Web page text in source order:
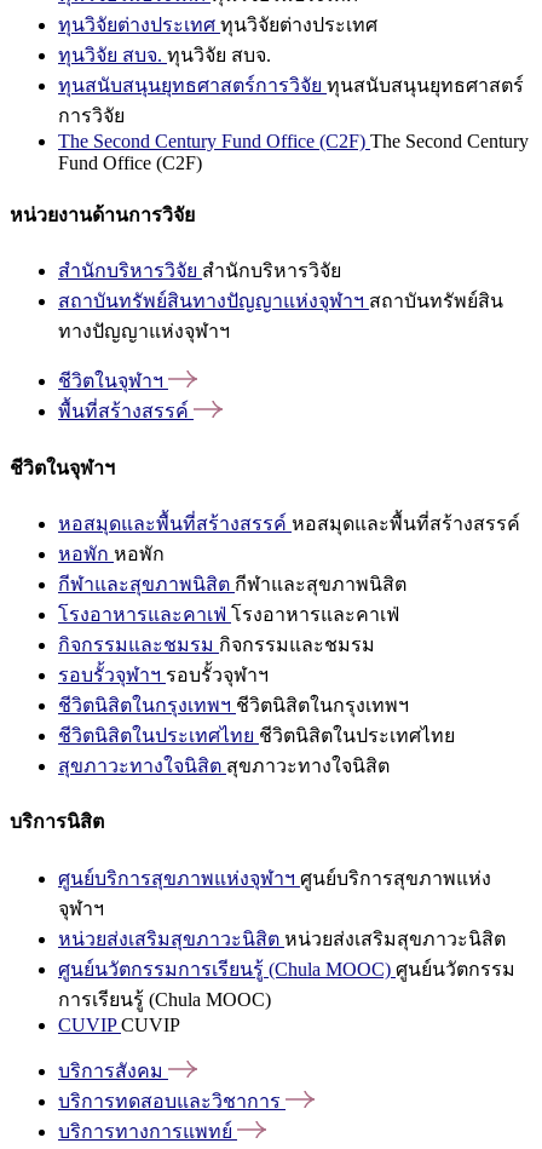
ทุนวิจัยต่างประเทศ ทุนวิจัยต่างประเทศ
ทุนวิจัย สบจ. ทุนวิจัย สบจ.
ทุนสนับสนุนยุทธศาสตร์การวิจัย ทุนสนับสนุนยุทธศาสตร์
การวิจัย
The Second Century Fund Office (C2F) The Second Century
Fund Office (C2F)
หน่วยงานด้านการวิจัย
สำนักบริหารวิจัย สำนักบริหารวิจัย
สถาบันทรัพย์สินทางปัญญาแห่งจุฬาฯ สถาบันทรัพย์สิน
ทางปัญญาแห่งจุฬาฯ
ชีวิตในจุฬาฯ
พื้นที่สร้างสรรค์
ชีวิตในจุฬาฯ
หอสมุดและพื้นที่สร้างสรรค์ หอสมุดและพื้นที่สร้างสรรค์
หอพัก หอพัก
กีฬาและสุขภาพนิสิต กีฬาและสุขภาพนิสิต
โรงอาหารและคาเฟ่ โรงอาหารและคาเฟ่
กิจกรรมและชมรม กิจกรรมและชมรม
รอบรั้วจุฬาฯ รอบรั้วจุฬาฯ
ชีวิตนิสิตในกรุงเทพฯ ชีวิตนิสิตในกรุงเทพฯ
ชีวิตนิสิตในประเทศไทย ชีวิตนิสิตในประเทศไทย
สุขภาวะทางใจนิสิต สุขภาวะทางใจนิสิต
บริการนิสิต
ศูนย์บริการสุขภาพแห่งจุฬาฯ ศูนย์บริการสุขภาพแห่ง
จุฬาฯ
หน่วยส่งเสริมสุขภาวะนิสิต หน่วยส่งเสริมสุขภาวะนิสิต
ศูนย์นวัตกรรมการเรียนรู้ (Chula MOOC) ศูนย์นวัตกรรม
การเรียนรู้ (Chula MOOC)
CUVIPCUVIP
บริการสังคม
บริการทดสอบและวิชาการ
บริการทางการแพทย์